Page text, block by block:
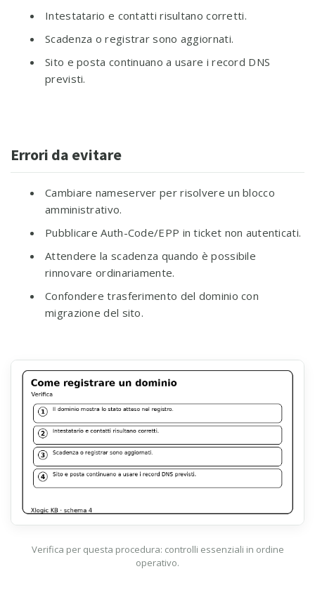
Intestatario e contatti risultano corretti.
Scadenza o registrar sono aggiornati.
Sito e posta continuano a usare i record DNS
previsti.
Errori da evitare
Cambiare nameserver per risolvere un blocco
amministrativo.
Pubblicare Auth-Code/EPP in ticket non autenticati.
Attendere la scadenza quando è possibile
rinnovare ordinariamente.
Confondere trasferimento del dominio con
migrazione del sito.
Verifica per questa procedura: controlli essenziali in ordine
operativo.